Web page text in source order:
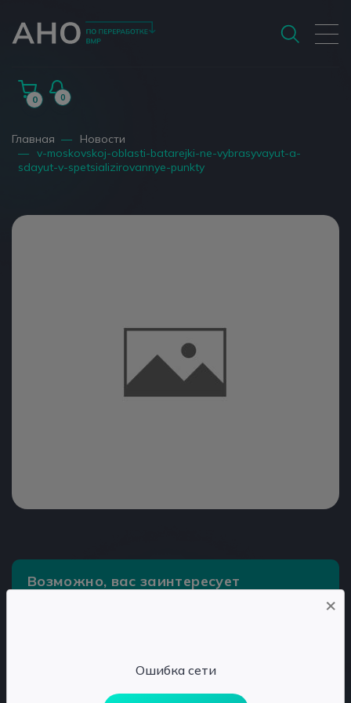
0 0
Главная —
Новости
— v-moskovskoj-oblasti-batarejki-ne-vybrasyvayut-a-
sdayut-v-spetsializirovannye-punkty
Возможно, вас заинтересует
заплатят 9,4 млн рублей штраф
×
Ошибка сети